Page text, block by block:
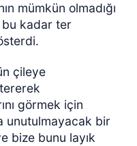
mümkün olmadığı
kadar ter
çileye
görmek için
unutulmayacak bir
bize bunu layık